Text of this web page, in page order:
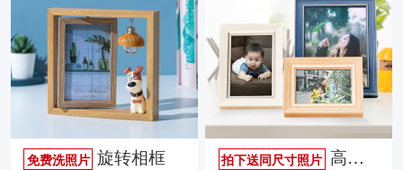
免费洗照片 旋转相框 拍下送同尺寸照片高档欧式相框